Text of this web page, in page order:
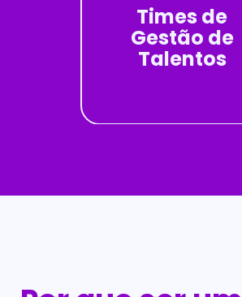
Times de
Gestão de
Talentos